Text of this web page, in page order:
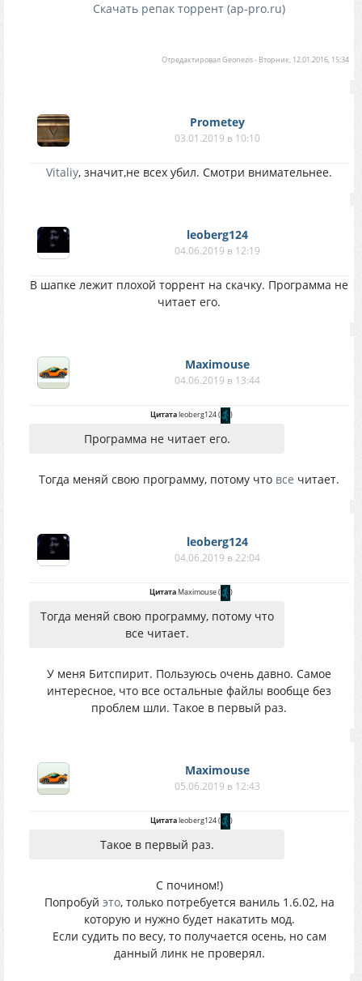
Скачать репак торрент (ap-pro.ru)
ОтредактировалGeonezis- Вторник, 12.01.2016, 15:34
Prometey
03.01.2019 в 10:10
Vitaliy, значит,не всех убил. Смотри внимательнее.
leoberg124
04.06.2019 в 12:19
В шапке лежит плохой торрент на скачку. Программа не
читает его.
Maximouse
04.06.2019 в 13:44
Цитатаleoberg124( )
Программа не читает его.
Тогда меняй свою программу, потому что все читает.
leoberg124
04.06.2019 в 22:04
ЦитатаMaximouse( )
Тогда меняй свою программу, потому что
все читает.
У меня Битспирит. Пользуюсь очень давно. Самое
интересное, что все остальные файлы вообще без
проблем шли. Такое в первый раз.
Maximouse
05.06.2019 в 12:43
Цитатаleoberg124( )
Такое в первый раз.
С почином!)
Попробуй это, только потребуется ваниль 1.6.02, на
которую и нужно будет накатить мод.
Если судить по весу, то получается осень, но сам
данный линк не проверял.